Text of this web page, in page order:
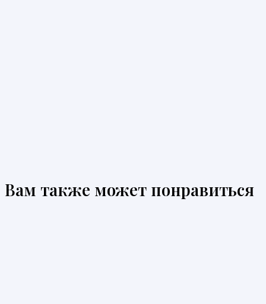
Вам также может понравиться